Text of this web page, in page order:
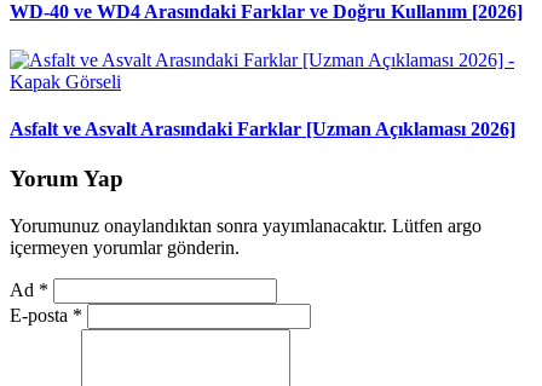
WD-40 ve WD4 Arasındaki Farklar ve Doğru Kullanım [2026]
Asfalt ve Asvalt Arasındaki Farklar [Uzman Açıklaması 2026]
Yorum Yap
Yorumunuz onaylandıktan sonra yayımlanacaktır. Lütfen argo
içermeyen yorumlar gönderin.
Ad *
E-posta *